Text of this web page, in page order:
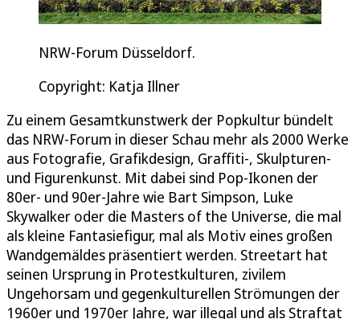
NRW-Forum Düsseldorf.
Copyright: Katja Illner
Zu einem Gesamtkunstwerk der Popkultur bündelt
das NRW-Forum in dieser Schau mehr als 2000 Werke
aus Fotografie, Grafikdesign, Graffiti-, Skulpturen-
und Figurenkunst. Mit dabei sind Pop-Ikonen der
80er- und 90er-Jahre wie Bart Simpson, Luke
Skywalker oder die Masters of the Universe, die mal
als kleine Fantasiefigur, mal als Motiv eines großen
Wandgemäldes präsentiert werden. Streetart hat
seinen Ursprung in Protestkulturen, zivilem
Ungehorsam und gegenkulturellen Strömungen der
1960er und 1970er Jahre, war illegal und als Straftat